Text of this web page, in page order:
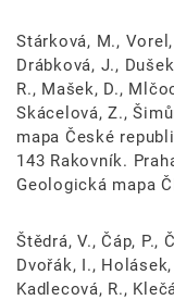
Stárková, M.,
Drábková, J.,
R., Mašek, D.,
Skácelová, Z.,
mapa České
143 Rakovník.
Geologická mapa
Štědrá, V., Čáp, P.,
Dvořák, I.,
Kadlecová, R.,